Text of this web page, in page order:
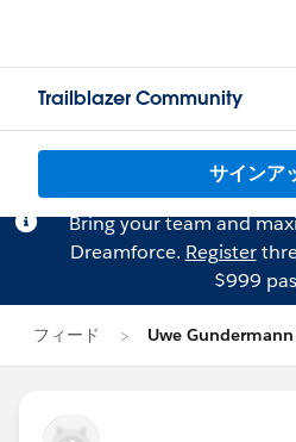
Trailblazer Community
サインア
Bring your team and
Dreamforce. Register
$999
フィード Uwe Gundermann